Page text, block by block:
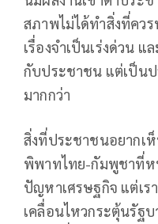
สภาพไม่ได้ทำสิ่งที่ควร
เรื่องจำเป็นเร่งด่วน แ
กับประชาชน แต่เป็นป
มากกว่า
สิ่งที่ประชาชนอยากเ
พิพาทไทย-กัมพูชาที่ห
ปัญหาเศรษฐกิจ แต่เร
เคลื่อนไหวกระตุ้นรัฐ